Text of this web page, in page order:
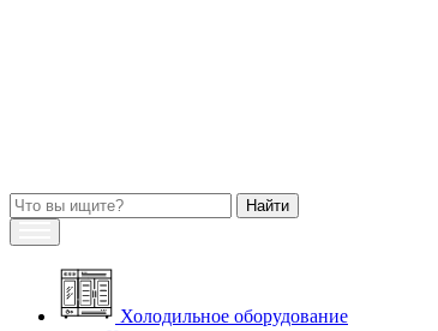
Холодильное оборудование